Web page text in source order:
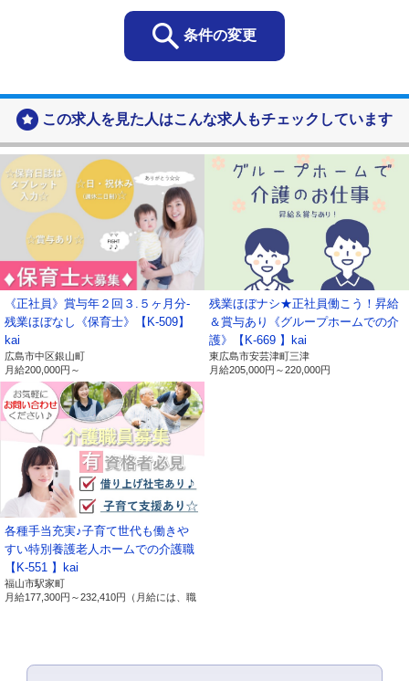
スの提供、お客様へのご連絡、関連するアフターサ
ービス、新商品や新たなサービスのご案内などに利
用します。
・当社の各事業に関するお問い合わせの方の個人情
報は、お問い合わせにお答えするために利用しま
す。
・ご要望いただいた資料の送付などに利用します。
採用応募者の個人情報
・採用選考及びそれに伴う連絡などに利用します
当社の従業者情報
・人事労務管理、業務管理、福利厚生、健康管理、
セキュリティ管理などに利用します。
ご提供いただいた個人番号情報
・法律で特定された「社会保険手続き」、「税務処
理」などに利用します。
以上
【保有個人データ及び第三者提供記
録に関する事項の周知について】
有限会社ライブワーク（以下、「当社」という。）で
は、保有個人データの開示等（利用目的の通知、開示、
内容の訂正、追加又は削除、利用の停止、消去及び第三
者への提供の停止）の請求及び第三者提供記録の開示に
関する請求について、以下の事項を周知致します。
条件の変更
この求人を見た人はこんな求人もチェックしています
《正社員》賞与年２回３.５ヶ月分-
残業ほぼなし《保育士》【K-509】
kai
広島市中区銀山町
月給200,000円～
残業ほぼナシ★正社員働こう！昇給
＆賞与あり《グループホームでの介
護》【K-669 】kai
東広島市安芸津町三津
月給205,000円～220,000円
各種手当充実♪子育て世代も働きや
すい特別養護老人ホームでの介護職
【K-551 】kai
福山市駅家町
月給177,300円～232,410円 （月給には、職